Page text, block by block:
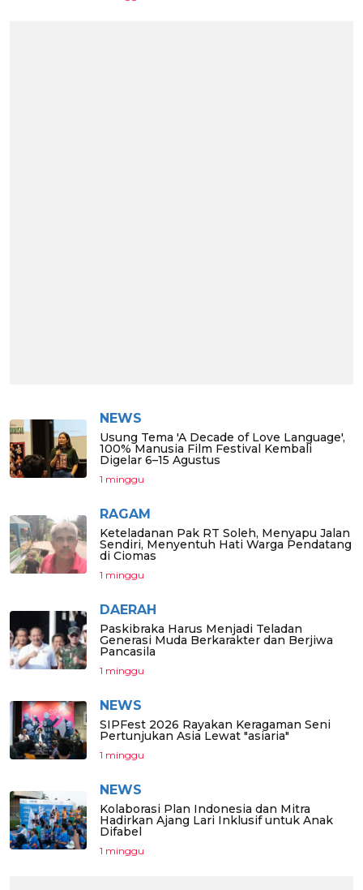
NEWS
Usung Tema 'A Decade of Love Language',
100% Manusia Film Festival Kembali
Digelar 6–15 Agustus
1 minggu
RAGAM
Keteladanan Pak RT Soleh, Menyapu Jalan
Sendiri, Menyentuh Hati Warga Pendatang
di Ciomas
1 minggu
DAERAH
Paskibraka Harus Menjadi Teladan
Generasi Muda Berkarakter dan Berjiwa
Pancasila
1 minggu
NEWS
SIPFest 2026 Rayakan Keragaman Seni
Pertunjukan Asia Lewat "asiaria"
1 minggu
NEWS
Kolaborasi Plan Indonesia dan Mitra
Hadirkan Ajang Lari Inklusif untuk Anak
Difabel
1 minggu